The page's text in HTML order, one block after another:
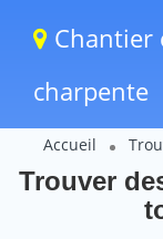
charpente
Accueil
Trouver